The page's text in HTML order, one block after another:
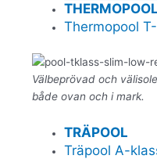
THERMOPOOL
Thermopool
Välbeprövad och
både ovan och i mark.
TRÄPOOL
Träpool A-